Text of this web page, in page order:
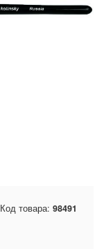
Код товара: 98491